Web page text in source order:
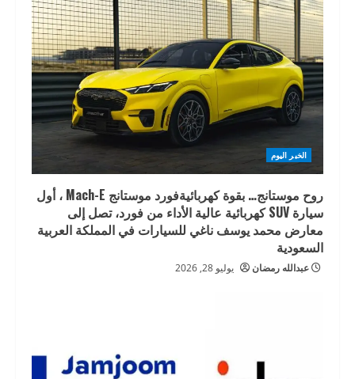
الخبر اليوم
روح موستانج… بقوة كهربائيةفورد موستانج Mach-E ، أول
سيارة SUV كهربائية عالية الأداء من فورد، تصل إلى
معارض محمد يوسف ناغي للسيارات في المملكة العربية
السعودية
عبدالله رمضان يوليو 28, 2026